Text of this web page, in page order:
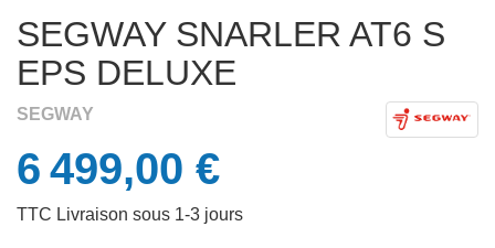
SEGWAY SNARLER AT6 S
EPS DELUXE
SEGWAY
6 499,00 €
TTC Livraison sous 1-3 jours